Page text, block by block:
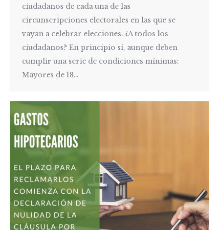
ciudadanos de cada una de las
circunscripciones electorales en las que se
vayan a celebrar elecciones. ¿A todos los
ciudadanos? En principio sí, aunque deben
cumplir una serie de condiciones mínimas:
Mayores de 18…